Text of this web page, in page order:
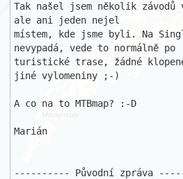
Tak našel jsem několik závodů
ale ani jeden nejel
místem, kde jsme byli. Na
nevypadá, vede to normálně po
turistické trase, žádné
jiné vylomeniny ;-)
A co na to MTBmap? :-D
Marián
---------- Původní zpráva